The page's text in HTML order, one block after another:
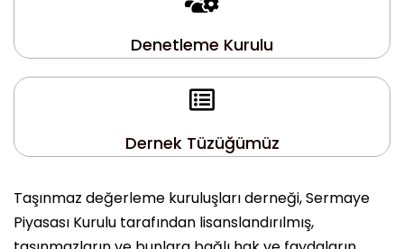
Denetleme Kurulu
Dernek Tüzüğümüz
Taşınmaz değerleme kuruluşları derneği, Sermaye
Piyasası Kurulu tarafından lisanslandırılmış,